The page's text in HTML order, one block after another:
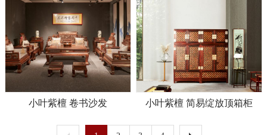
小叶紫檀 卷书沙发 小叶紫檀 简易绽放顶箱柜